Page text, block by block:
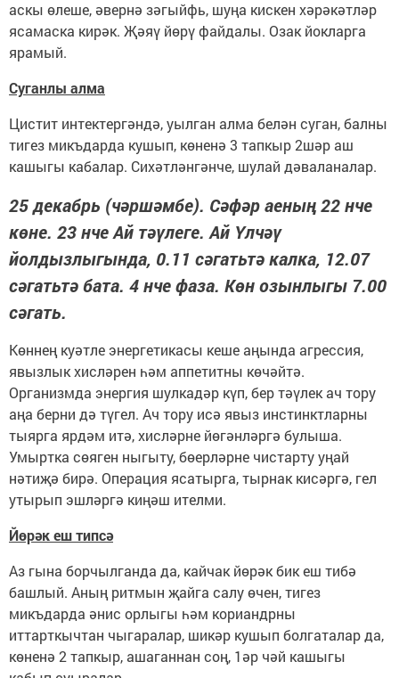
аскы өлеше, әвернә зәгыйфь, шуңа кискен хәрәкәтләр
ясамаска кирәк. Җәяү йөрү файдалы. Озак йокларга
ярамый.
Суганлы алма
Цистит интектергәндә, уылган алма белән суган, балны
тигез микъдарда кушып, көненә 3 тапкыр 2шәр аш
кашыгы кабалар. Сихәтләнгәнче, шулай дәваланалар.
25 декабрь (чәршәмбе). Сәфәр аеның 22 нче
көне. 23 нче Ай тәүлеге. Ай Үлчәү
йолдызлыгында, 0.11 сәгатьтә калка, 12.07
сәгатьтә бата. 4 нче фаза. Көн озынлыгы 7.00
сәгать.
Көннең куәтле энергетикасы кеше аңында агрессия,
явызлык хисләрен һәм аппетитны көчәйтә.
Организмда энергия шулкадәр күп, бер тәүлек ач тору
аңа берни дә түгел. Ач тору исә явыз инстинктларны
тыярга ярдәм итә, хисләрне йөгәнләргә булыша.
Умыртка сөяген ныгыту, бөерләрне чистарту уңай
нәтиҗә бирә. Операция ясатырга, тырнак кисәргә, гел
утырып эшләргә киңәш ителми.
Йөрәк еш типсә
Аз гына борчылганда да, кайчак йөрәк бик еш тибә
башлый. Аның ритмын җайга салу өчен, тигез
микъдарда әнис орлыгы һәм кориандрны
иттарткычтан чыгаралар, шикәр кушып болгаталар да,
көненә 2 тапкыр, ашаганнан соң, 1әр чәй кашыгы